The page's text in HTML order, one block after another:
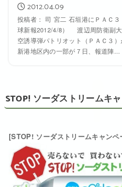
2012.04.09
投稿者： 司 宮二 石垣港にＰＡＣ
球新報2012/4/8） 渡辺周防衛副
空誘導弾パトリオット（ＰＡＣ３
新港地区内の一部が７日、報道陣...
STOP! ソーダストリームキ
[STOP! ソーダストリームキャンペ